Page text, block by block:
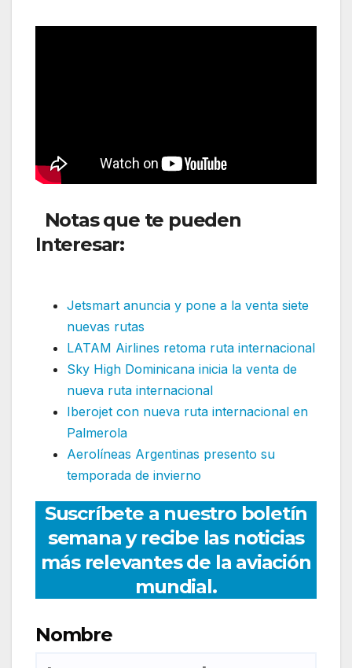
Notas que te pueden
Interesar:
Jetsmart anuncia y pone a la venta siete
nuevas rutas
LATAM Airlines retoma ruta internacional
Sky High Dominicana inicia la venta de
nueva ruta internacional
Iberojet con nueva ruta internacional en
Palmerola
Aerolíneas Argentinas presento su
temporada de invierno
Suscríbete a nuestro boletín
semana y recibe las noticias
más relevantes de la aviación
mundial.
Nombre